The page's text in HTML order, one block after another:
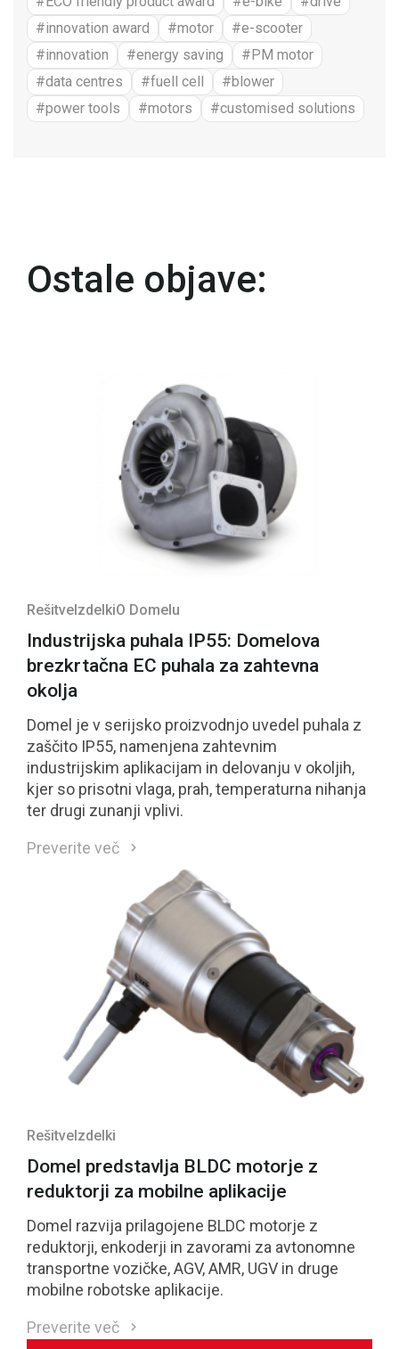
#innovation award
#motor
#e-scooter
#innovation
#energy saving
#PM motor
#data centres
#fuell cell
#blower
#power tools
#motors #customised solutions
Ostale objave:
Rešitve IzdelkiO Domelu
Industrijska puhala IP55: Domelova
brezkrtačna EC puhala za zahtevna
okolja
Domel je v serijsko proizvodnjo uvedel puhala z
zaščito IP55, namenjena zahtevnim
industrijskim aplikacijam in delovanju v okoljih,
kjer so prisotni vlaga, prah, temperaturna nihanja
ter drugi zunanji vplivi.
Preverite več
RešitveIzdelki
Domel predstavlja BLDC motorje z
reduktorji za mobilne aplikacije
Domel razvija prilagojene BLDC motorje z
reduktorji, enkoderji in zavorami za avtonomne
transportne vozičke, AGV, AMR, UGV in druge
mobilne robotske aplikacije.
Preverite več